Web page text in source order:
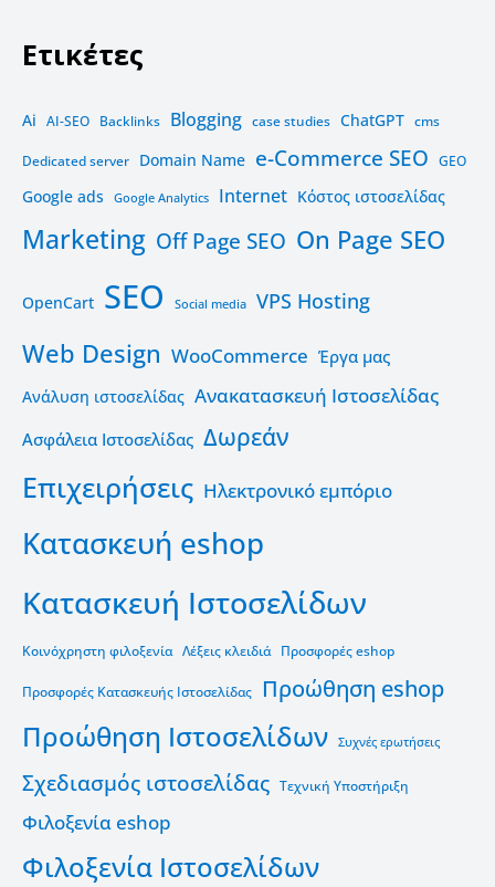
Ετικέτες
Ai AI-SEO Backlinks Blogging case studies ChatGPT cms
Dedicated server Domain Name e-Commerce SEO GEO
Google ads Google Analytics Internet Kόστος ιστοσελίδας
Marketing Off Page SEO On Page SEO
OpenCart SEO Social media VPS Hosting
Web Design WooCommerce Έργα μας
Ανάλυση ιστοσελίδας Ανακατασκευή Ιστοσελίδας
Ασφάλεια Ιστοσελίδας Δωρεάν
Επιχειρήσεις Ηλεκτρονικό εμπόριο
Κατασκευή eshop
Κατασκευή Ιστοσελίδων
Κοινόχρηστη φιλοξενία Λέξεις κλειδιά Προσφορές eshop
Προσφορές Κατασκευής Ιστοσελίδας Προώθηση eshop
Προώθηση Ιστοσελίδων Συχνές ερωτήσεις
Σχεδιασμός ιστοσελίδας Τεχνική Υποστήριξη
Φιλοξενία eshop
Φιλοξενία Ιστοσελίδων